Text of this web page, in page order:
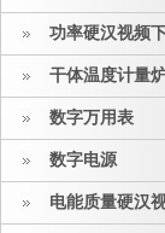
功率硬汉视频
干体温度计量
数字万用表
数字电源
电能质量硬汉